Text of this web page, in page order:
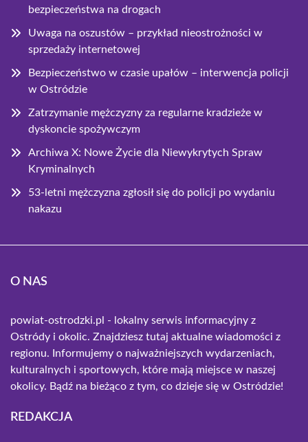
bezpieczeństwa na drogach
Uwaga na oszustów – przykład nieostrożności w
sprzedaży internetowej
Bezpieczeństwo w czasie upałów – interwencja policji
w Ostródzie
Zatrzymanie mężczyzny za regularne kradzieże w
dyskoncie spożywczym
Archiwa X: Nowe Życie dla Niewykrytych Spraw
Kryminalnych
53-letni mężczyzna zgłosił się do policji po wydaniu
nakazu
O NAS
powiat-ostrodzki.pl - lokalny serwis informacyjny z
Ostródy i okolic. Znajdziesz tutaj aktualne wiadomości z
regionu. Informujemy o najważniejszych wydarzeniach,
kulturalnych i sportowych, które mają miejsce w naszej
okolicy. Bądź na bieżąco z tym, co dzieje się w Ostródzie!
REDAKCJA